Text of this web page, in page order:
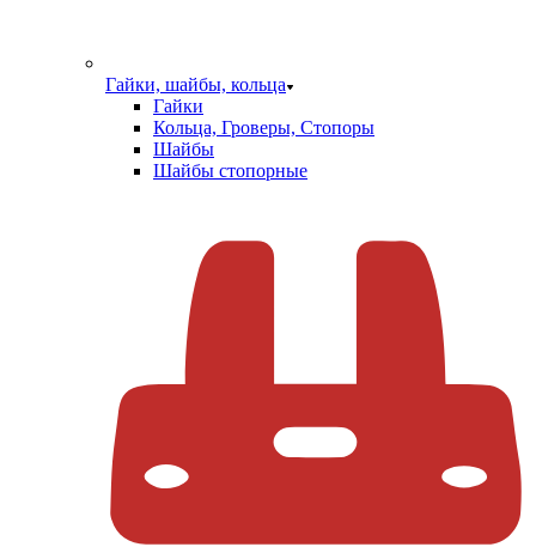
Гайки, шайбы, кольца
Гайки
Кольца, Гроверы, Стопоры
Шайбы
Шайбы стопорные